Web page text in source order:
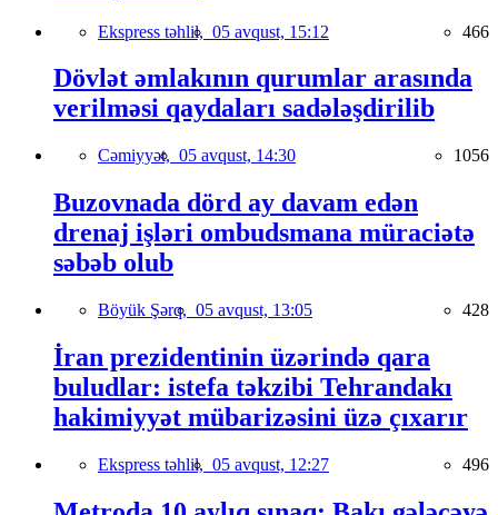
Ekspress təhlil, 05 avqust, 15:12 466
Dövlət əmlakının qurumlar arasında
verilməsi qaydaları sadələşdirilib
Cəmiyyət, 05 avqust, 14:30 1056
Buzovnada dörd ay davam edən
drenaj işləri ombudsmana müraciətə
səbəb olub
Böyük Şərq, 05 avqust, 13:05 428
İran prezidentinin üzərində qara
buludlar: istefa təkzibi Tehrandakı
hakimiyyət mübarizəsini üzə çıxarır
Ekspress təhlil, 05 avqust, 12:27 496